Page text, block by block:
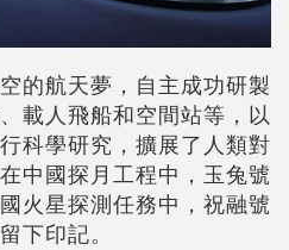
的航天夢，自主成功研製
載人飛船和空間站等，以
科學研究，擴展了人類對
中國探月工程中，玉兔號
火星探測任務中，祝融號
下印記。